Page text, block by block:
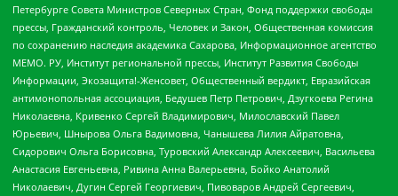
Петербурге Совета Министров Северных Стран, Фонд поддержки свободы
прессы, Гражданский контроль, Человек и Закон, Общественная комиссия
по сохранению наследия академика Сахарова, Информационное агентство
МЕМО. РУ, Институт региональной прессы, Институт Развития Свободы
Информации, Экозащита!-Женсовет, Общественный вердикт, Евразийская
антимонопольная ассоциация, Бедушев Петр Петрович, Дзугкоева Регина
Николаевна, Кривенко Сергей Владимирович, Милославский Павел
Юрьевич, Шнырова Ольга Вадимовна, Чанышева Лилия Айратовна,
Сидорович Ольга Борисовна, Туровский Александр Алексеевич, Васильева
Анастасия Евгеньевна, Ривина Анна Валерьевна, Бойко Анатолий
Николаевич, Дугин Сергей Георгиевич, Пивоваров Андрей Сергеевич,